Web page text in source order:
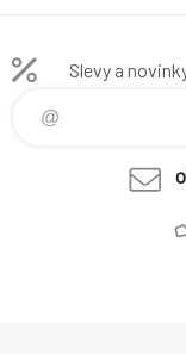
Slevy a